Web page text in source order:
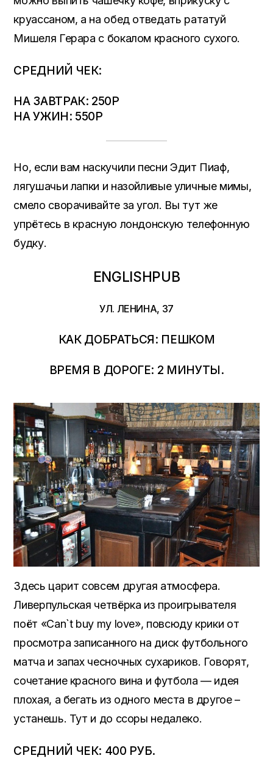
круассаном, а на обед отведать рататуй
Мишеля Герара с бокалом красного сухого.
СРЕДНИЙ ЧЕК:
НА ЗАВТРАК: 250Р
НА УЖИН: 550Р
Но, если вам наскучили песни Эдит Пиаф,
лягушачьи лапки и назойливые уличные мимы,
смело сворачивайте за угол. Вы тут же
упрётесь в красную лондонскую телефонную
будку.
ENGLISHPUB
УЛ. ЛЕНИНА, 37
КАК ДОБРАТЬСЯ: ПЕШКОМ
ВРЕМЯ В ДОРОГЕ: 2 МИНУТЫ.
Здесь царит совсем другая атмосфера.
Ливерпульская четвёрка из проигрывателя
поёт «Can`t buy my love», повсюду крики от
просмотра записанного на диск футбольного
матча и запах чесночных сухариков. Говорят,
сочетание красного вина и футбола — идея
плохая, а бегать из одного места в другое –
устанешь. Тут и до ссоры недалеко.
СРЕДНИЙ ЧЕК: 400 РУБ.